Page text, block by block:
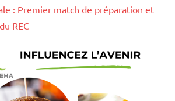
: Premier match de préparation et
REC